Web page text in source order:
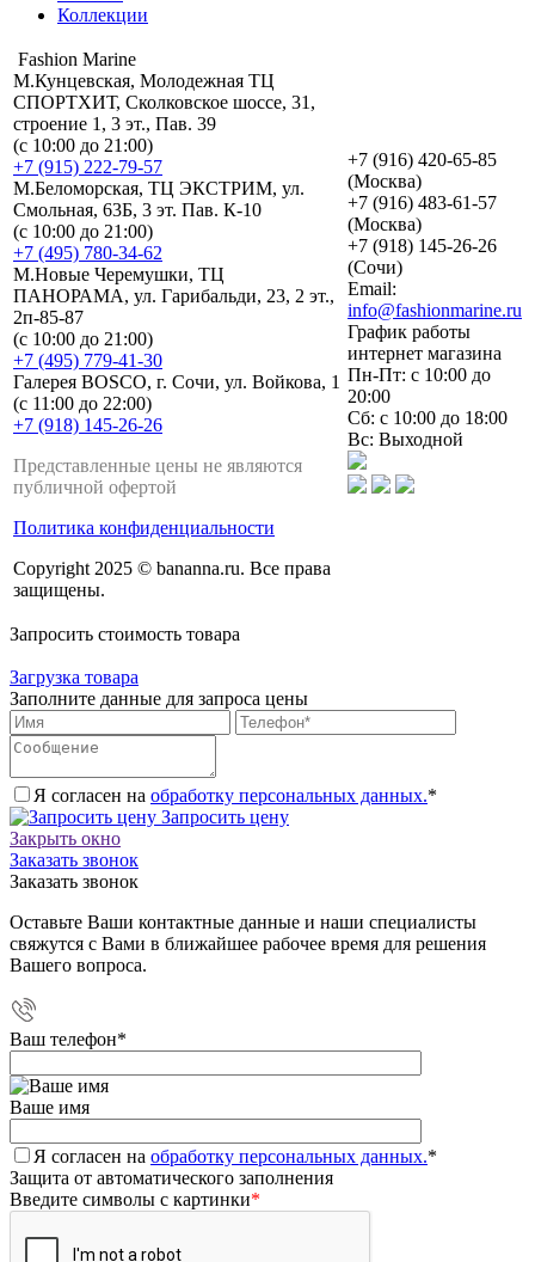
Коллекции
Fashion Marine
М.Кунцевская, Молодежная ТЦ
СПОРТХИТ, Сколковское шоссе, 31,
строение 1, 3 эт., Пав. 39
(с 10:00 до 21:00)
+7 (915) 222-79-57
М.Беломорская, ТЦ ЭКСТРИМ, ул.
Смольная, 63Б, 3 эт. Пав. К-10
(с 10:00 до 21:00)
+7 (495) 780-34-62
М.Новые Черемушки, ТЦ
ПАНОРАМА, ул. Гарибальди, 23, 2 эт.,
2п-85-87
(с 10:00 до 21:00)
+7 (495) 779-41-30
Галерея BOSCO, г. Сочи, ул. Войкова, 1
(с 11:00 до 22:00)
+7 (918) 145-26-26
Представленные цены не являются
публичной офертой
Политика конфиденциальности
Copyright 2025 © bananna.ru. Все права
защищены.
+7 (916) 420-65-85
(Москва)
+7 (916) 483-61-57
(Москва)
+7 (918) 145-26-26
(Сочи)
Email:
info@fashionmarine.ru
График работы
интернет магазина
Пн-Пт: с 10:00 до
20:00
Сб: с 10:00 до 18:00
Вс: Выходной
Запросить стоимость товара
Загрузка товара
Заполните данные для запроса цены
Я согласен на обработку персональных данных.*
Запросить цену
Закрыть окно
Заказать звонок
Заказать звонок
Оставьте Ваши контактные данные и наши специалисты
свяжутся с Вами в ближайшее рабочее время для решения
Вашего вопроса.
Ваш телефон*
Ваше имя
Я согласен на обработку персональных данных.*
Защита от автоматического заполнения
Введите символы с картинки*